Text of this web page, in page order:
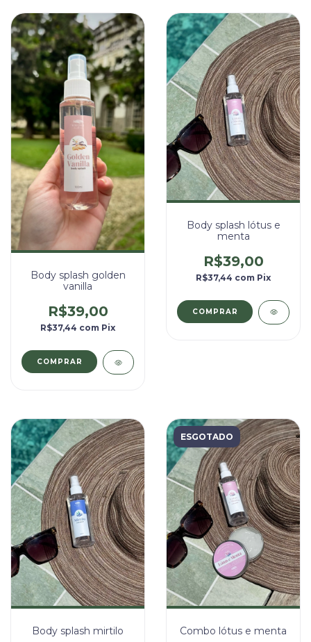
Body splash golden
vanilla
R$39,00
R$37,44 com Pix
Body splash lótus e
menta
R$39,00
R$37,44 com Pix
Body splash mirtilo
ESGOTADO
Combo lótus e menta